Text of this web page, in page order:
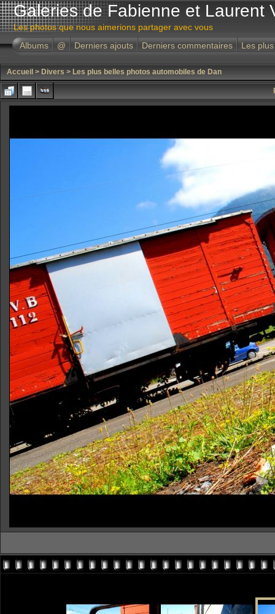
Galeries de Fabienne et Laurent
Les photos que nous aimerions partager avec vous
Albums
@ Derniers ajouts Derniers commentaires Les
Accueil > Divers > Les plus belles photos automobiles de Dan